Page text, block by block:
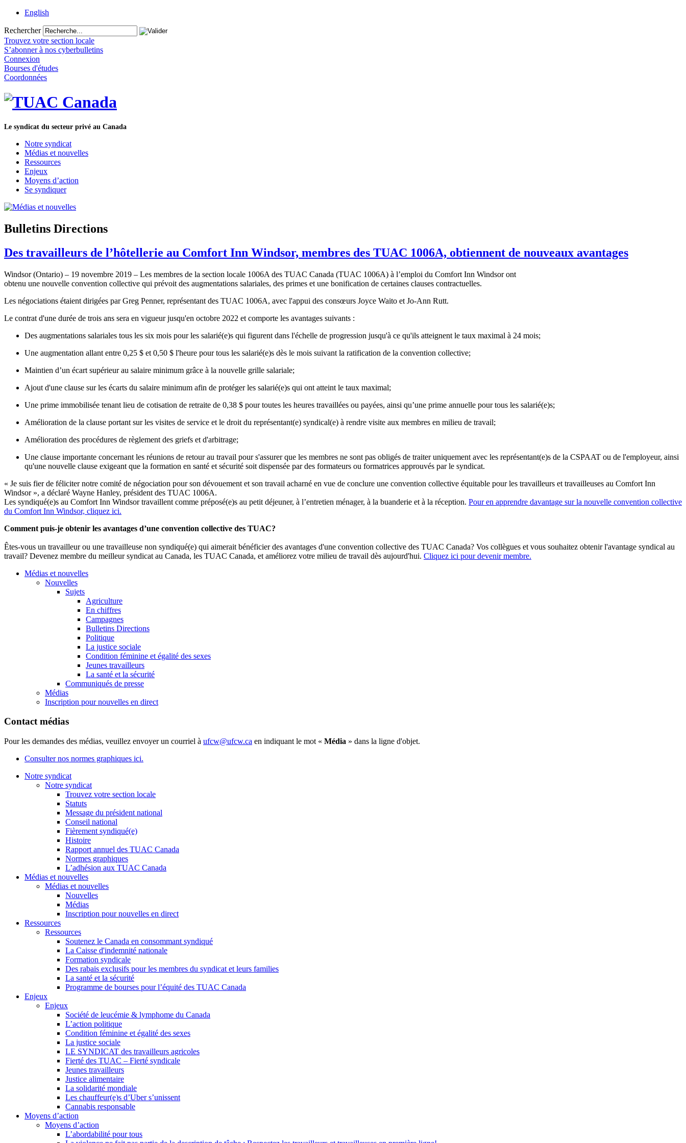
English
Rechercher
Trouvez votre section locale
S’abonner à nos cyberbulletins
Connexion
Bourses d'études
Coordonnées
Le syndicat du secteur privé au Canada
Notre syndicat
Médias et nouvelles
Ressources
Enjeux
Moyens d’action
Se syndiquer
Bulletins Directions
Des travailleurs de l’hôtellerie au Comfort Inn Windsor, membres des TUAC 1006A, obtiennent de nouveaux avantages
Windsor (Ontario) – 19 novembre 2019 – Les membres de la section locale 1006A des TUAC Canada (TUAC 1006A) à l’emploi du Comfort Inn Windsor ont
obtenu une nouvelle convention collective qui prévoit des augmentations salariales, des primes et une bonification de certaines clauses contractuelles.
Les négociations étaient dirigées par Greg Penner, représentant des TUAC 1006A, avec l'appui des consœurs Joyce Waito et Jo-Ann Rutt.
Le contrat d'une durée de trois ans sera en vigueur jusqu'en octobre 2022 et comporte les avantages suivants :
Des augmentations salariales tous les six mois pour les salarié(e)s qui figurent dans l'échelle de progression jusqu'à ce qu'ils atteignent le taux maximal à 24 mois;
Une augmentation allant entre 0,25 $ et 0,50 $ l'heure pour tous les salarié(e)s dès le mois suivant la ratification de la convention collective;
Maintien d’un écart supérieur au salaire minimum grâce à la nouvelle grille salariale;
Ajout d'une clause sur les écarts du salaire minimum afin de protéger les salarié(e)s qui ont atteint le taux maximal;
Une prime immobilisée tenant lieu de cotisation de retraite de 0,38 $ pour toutes les heures travaillées ou payées, ainsi qu’une prime annuelle pour tous les salarié(e)s;
Amélioration de la clause portant sur les visites de service et le droit du représentant(e) syndical(e) à rendre visite aux membres en milieu de travail;
Amélioration des procédures de règlement des griefs et d'arbitrage;
Une clause importante concernant les réunions de retour au travail pour s'assurer que les membres ne sont pas obligés de traiter uniquement avec les représentant(e)s de la CSPAAT ou de l'employeur, ainsi
qu'une nouvelle clause exigeant que la formation en santé et sécurité soit dispensée par des formateurs ou formatrices approuvés par le syndicat.
« Je suis fier de féliciter notre comité de négociation pour son dévouement et son travail acharné en vue de conclure une convention collective équitable pour les travailleurs et travailleuses au Comfort Inn
Windsor », a déclaré Wayne Hanley, président des TUAC 1006A.
Les syndiqué(e)s au Comfort Inn Windsor travaillent comme préposé(e)s au petit déjeuner, à l’entretien ménager, à la buanderie et à la réception. Pour en apprendre davantage sur la nouvelle convention collective
du Comfort Inn Windsor, cliquez ici.
Comment puis-je obtenir les avantages d’une convention collective des TUAC?
Êtes-vous un travailleur ou une travailleuse non syndiqué(e) qui aimerait bénéficier des avantages d'une convention collective des TUAC Canada? Vos collègues et vous souhaitez obtenir l'avantage syndical au
travail? Devenez membre du meilleur syndicat au Canada, les TUAC Canada, et améliorez votre milieu de travail dès aujourd'hui. Cliquez ici pour devenir membre.
Médias et nouvelles
Nouvelles
Sujets
Agriculture
En chiffres
Campagnes
Bulletins Directions
Politique
La justice sociale
Condition féminine et égalité des sexes
Jeunes travailleurs
La santé et la sécurité
Communiqués de presse
Médias
Inscription pour nouvelles en direct
Contact médias
Pour les demandes des médias, veuillez envoyer un courriel à ufcw@ufcw.ca en indiquant le mot « Média » dans la ligne d'objet.
Consulter nos normes graphiques ici.
Notre syndicat
Notre syndicat
Trouvez votre section locale
Statuts
Message du président national
Conseil national
Fièrement syndiqué(e)
Histoire
Rapport annuel des TUAC Canada
Normes graphiques
L’adhésion aux TUAC Canada
Médias et nouvelles
Médias et nouvelles
Nouvelles
Médias
Inscription pour nouvelles en direct
Ressources
Ressources
Soutenez le Canada en consommant syndiqué
La Caisse d'indemnité nationale
Formation syndicale
Des rabais exclusifs pour les membres du syndicat et leurs families
La santé et la sécurité
Programme de bourses pour l’équité des TUAC Canada
Enjeux
Enjeux
Société de leucémie & lymphome du Canada
L’action politique
Condition féminine et égalité des sexes
La justice sociale
LE SYNDICAT des travailleurs agricoles
Fierté des TUAC – Fierté syndicale
Jeunes travailleurs
Justice alimentaire
La solidarité mondiale
Les chauffeur(e)s d’Uber s’unissent
Cannabis responsable
Moyens d’action
Moyens d’action
L’abordabilité pour tous